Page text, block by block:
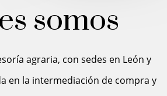
somos
agraria, con sedes en León y
en la intermediación de compra y